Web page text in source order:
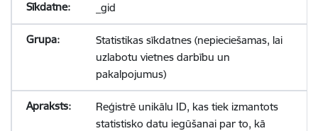
_gid
Statistikas sīkdatnes (nepieciešamas, lai
uzlabotu vietnes darbību un
pakalpojumus)
Reģistrē unikālu ID, kas tiek izmantots
statistisko datu iegūšanai par to, kā